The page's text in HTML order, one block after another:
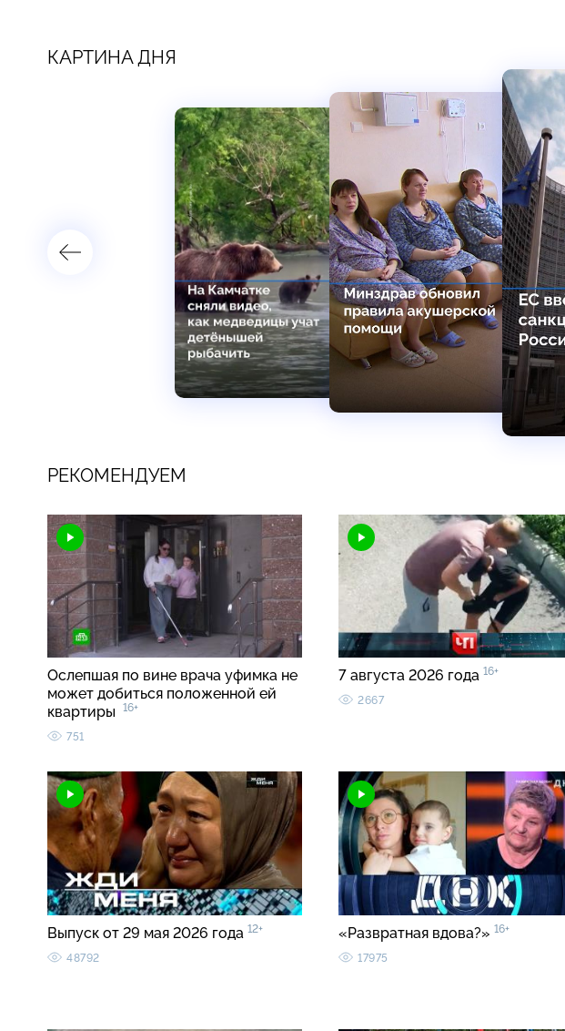
КАРТИНА ДНЯ
РЕКОМЕНДУЕМ
Ослепшая по вине врача уфимка не
может добиться положенной ей
квартиры
16+
751
7 августа 2026 года 16+
2667
Выпуск от 29 мая 2026 года 12+
48792
«Развратная вдова?» 16+
17975